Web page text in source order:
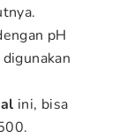
pH
ini, bisa